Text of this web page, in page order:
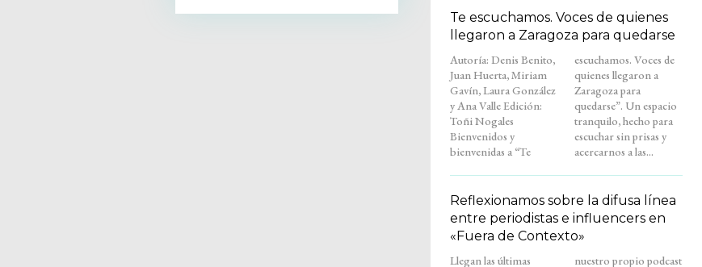
Te escuchamos. Voces de quienes
llegaron a Zaragoza para quedarse
Autoría: Denis Benito,
Juan Huerta, Miriam
Gavín, Laura González
y Ana Valle Edición:
Toñi Nogales
Bienvenidos y
bienvenidas a “Te
escuchamos. Voces de
quienes llegaron a
Zaragoza para
quedarse”. Un espacio
tranquilo, hecho para
escuchar sin prisas y
acercarnos a las...
Reflexionamos sobre la difusa línea
entre periodistas e influencers en
«Fuera de Contexto»
Llegan las últimas
nuestro propio podcast